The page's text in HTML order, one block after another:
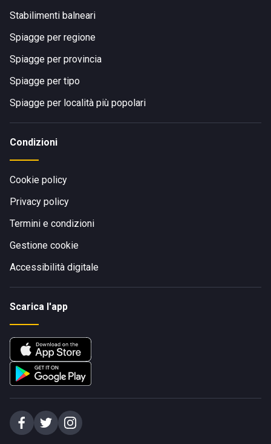
Stabilimenti balneari
Spiagge per regione
Spiagge per provincia
Spiagge per tipo
Spiagge per località più popolari
Condizioni
Cookie policy
Privacy policy
Termini e condizioni
Gestione cookie
Accessibilità digitale
Scarica l'app